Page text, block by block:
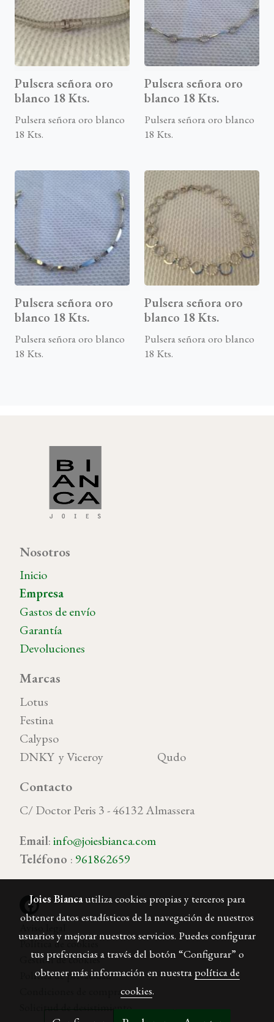
Pulsera señora oro
blanco 18 Kts.
Pulsera señora oro blanco
18 Kts.
Pulsera señora oro
blanco 18 Kts.
Pulsera señora oro blanco
18 Kts.
Pulsera señora oro
blanco 18 Kts.
Pulsera señora oro blanco
18 Kts.
Pulsera señora oro
blanco 18 Kts.
Pulsera señora oro blanco
18 Kts.
Nosotros
Inicio
Empresa
Gastos de envío
Garantía
Devoluciones
Marcas
Lotus
Festina
Calypso
DNKY y Viceroy Qudo
Contacto
C/ Doctor Peris 3 - 46132 Almassera
Email:info@joiesbianca.com
Teléfono : 961862659
Política de cookies
Gestión de cookies
Política de privacidad
Condiciones de compra
Solicitud de desistimiento
Joies Biancautiliza cookies propias y terceros para
obtener datos estadísticos de la navegación de nuestros
usuarios y mejorar nuestros servicios. Puedes configurar
tus preferencias a través del botón “Configurar” o
obtener más información en nuestra política de
cookies.